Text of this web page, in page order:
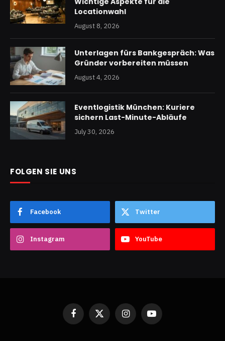
Locationwahl
August 8, 2026
Unterlagen fürs Bankgespräch: Was
Gründer vorbereiten müssen
August 4, 2026
Eventlogistik München: Kuriere
sichern Last-Minute-Abläufe
July 30, 2026
FOLGEN SIE UNS
Facebook Twitter
Instagram YouTube
Facebook
X
(Twitter)
InstagramYouTube